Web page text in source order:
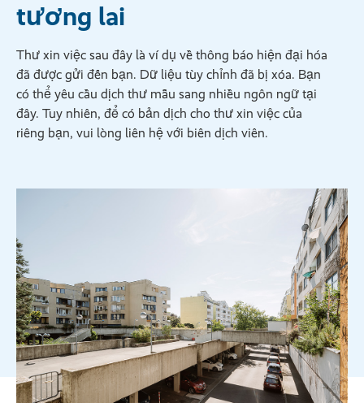
tương lai
Thư xin việc sau đây là ví dụ về thông báo hiện đại hóa
đã được gửi đến bạn. Dữ liệu tùy chỉnh đã bị xóa. Bạn
có thể yêu cầu dịch thư mẫu sang nhiều ngôn ngữ tại
đây. Tuy nhiên, để có bản dịch cho thư xin việc của
riêng bạn, vui lòng liên hệ với biên dịch viên.